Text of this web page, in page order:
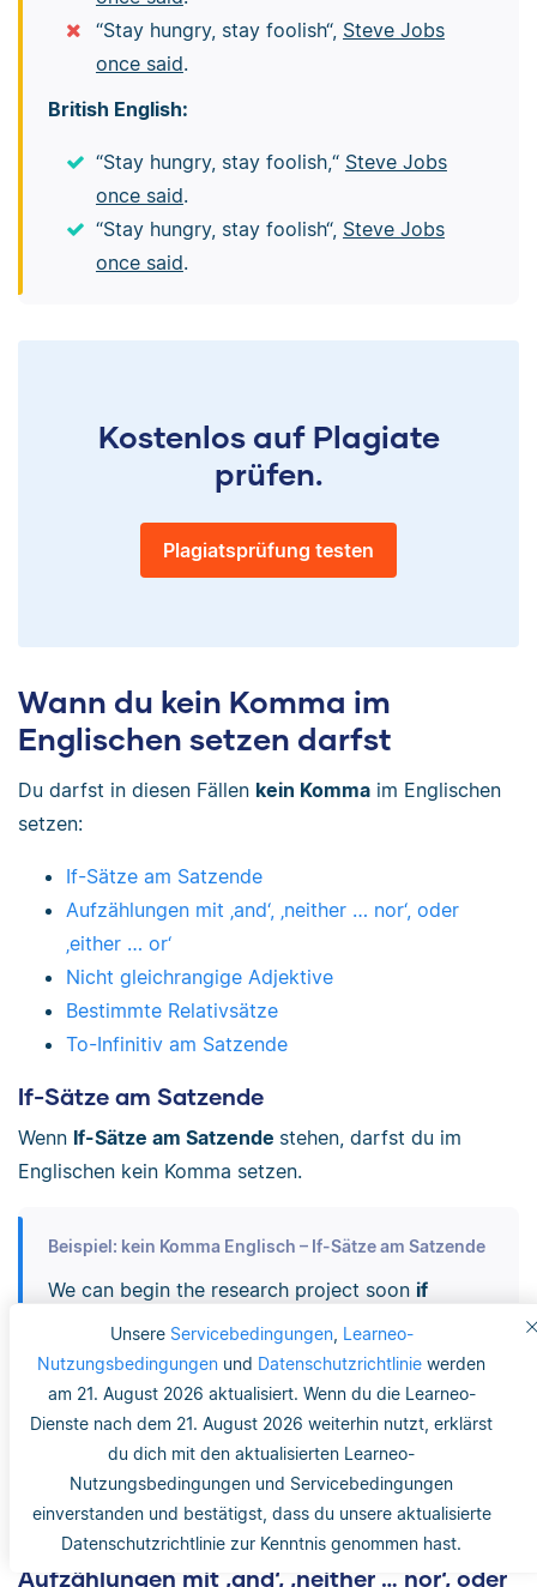
Unsere Servicebedingungen, Learneo-
Nutzungsbedingungen und Datenschutzrichtlinie werden
am 21. August 2026 aktualisiert. Wenn du die Learneo-
Dienste nach dem 21. August 2026 weiterhin nutzt, erklärst
du dich mit den aktualisierten Learneo-
Nutzungsbedingungen und Servicebedingungen
einverstanden und bestätigst, dass du unsere aktualisierte
Datenschutzrichtlinie zur Kenntnis genommen hast.
“Stay hungry, stay foolish“, Steve Jobs
once said.
British English:
“Stay hungry, stay foolish,“ Steve Jobs
once said.
“Stay hungry, stay foolish“, Steve Jobs
once said.
Kostenlos auf Plagiate
prüfen.
Plagiatsprüfung testen
Wann du kein Komma im
Englischen setzen darfst
Du darfst in diesen Fällen kein Komma im Englischen
setzen:
If-Sätze am Satzende
Aufzählungen mit ‚and‘, ‚neither … nor‘, oder
‚either … or‘
Nicht gleichrangige Adjektive
Bestimmte Relativsätze
To-Infinitiv am Satzende
If-Sätze am Satzende
Wenn If-Sätze am Satzende stehen, darfst du im
Englischen kein Komma setzen.
Beispiel: kein Komma Englisch – If-Sätze am Satzende
We can begin the research project soon if
Professor Smith approves the proposal
Abdul and Emily will have their wedding
ceremony outdoors
We will need to make a reservation for six
o’clockif the Johnsons decide to join us.
Aufzählungen mit ‚and‘, ‚neither … nor‘, oder